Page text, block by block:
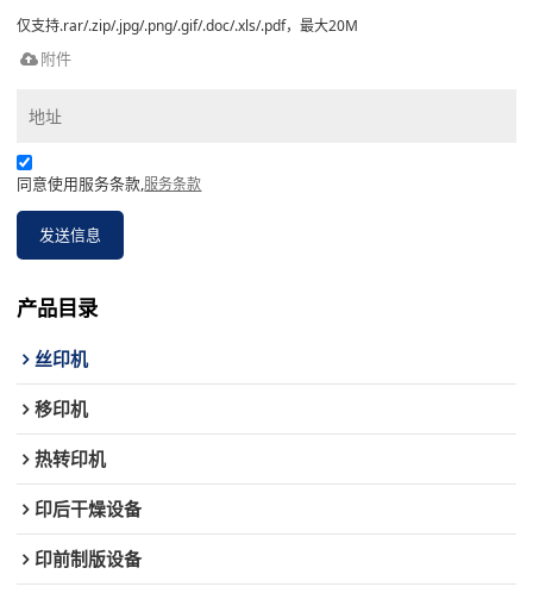
仅支持.rar/.zip/.jpg/.png/.gif/.doc/.xls/.pdf，最大20M
附件
同意使用服务条款,服务条款
发送信息
产品目录
丝印机
移印机
热转印机
印后干燥设备
印前制版设备